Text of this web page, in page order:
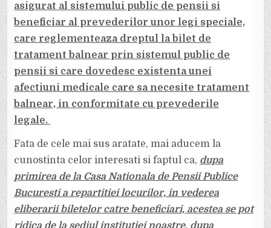
asigurat al sistemului public de pensii si
beneficiar al prevederilor unor legi speciale,
care reglementeaza dreptul la bilet de
tratament balnear prin sistemul public de
pensii si care dovedesc existenta unei
afectiuni medicale care sa necesite tratament
balnear, in conformitate cu prevederile
legale.
Fata de cele mai sus aratate, mai aducem la
cunostinta celor interesati si faptul ca, dupa
primirea de la Casa Nationala de Pensii Publice
Bucuresti a repartitiei locurilor, in vederea
eliberarii biletelor catre beneficiari, acestea se pot
ridica de la sediul instituţiei noastre, dupa